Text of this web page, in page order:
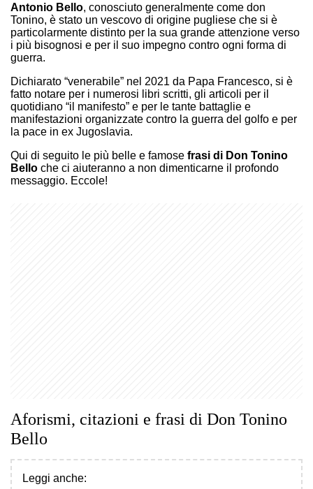
Antonio Bello, conosciuto generalmente come don
Tonino, è stato un vescovo di origine pugliese che si è
particolarmente distinto per la sua grande attenzione verso
i più bisognosi e per il suo impegno contro ogni forma di
guerra.
Dichiarato “venerabile” nel 2021 da Papa Francesco, si è
fatto notare per i numerosi libri scritti, gli articoli per il
quotidiano “il manifesto” e per le tante battaglie e
manifestazioni organizzate contro la guerra del golfo e per
la pace in ex Jugoslavia.
Qui di seguito le più belle e famose frasi di Don Tonino
Bello che ci aiuteranno a non dimenticarne il profondo
messaggio. Eccole!
Aforismi, citazioni e frasi di Don Tonino
Bello
Leggi anche: